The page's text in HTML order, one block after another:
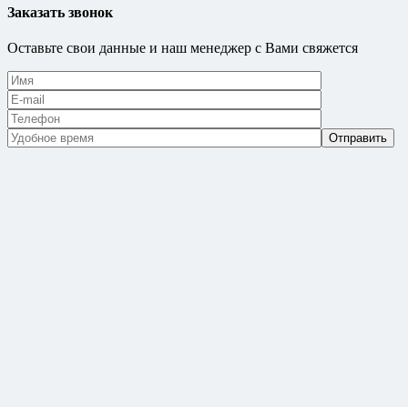
Заказать звонок
Оставьте свои данные и наш менеджер с Вами свяжется